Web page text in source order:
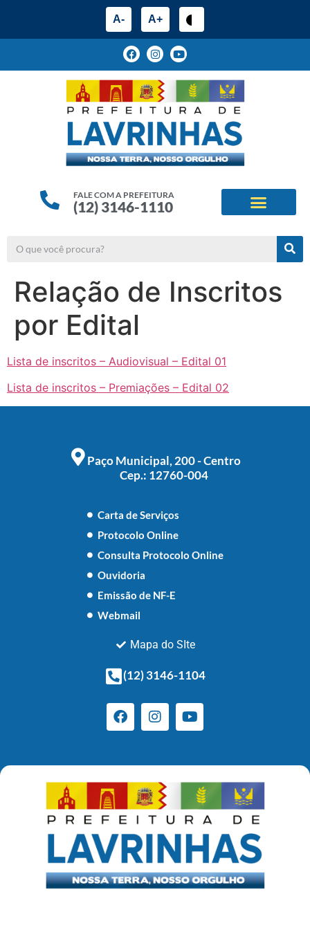
A- A+
FALE COM A PREFEITURA
(12) 3146-1110
Relação de Inscritos
por Edital
Lista de inscritos – Audiovisual – Edital 01
Lista de inscritos – Premiações – Edital 02
Paço Municipal, 200 - Centro
Cep.: 12760-004
Carta de Serviços
Protocolo Online
Consulta Protocolo Online
Ouvidoria
Emissão de NF-E
Webmail
Mapa do SIte
(12) 3146-1104